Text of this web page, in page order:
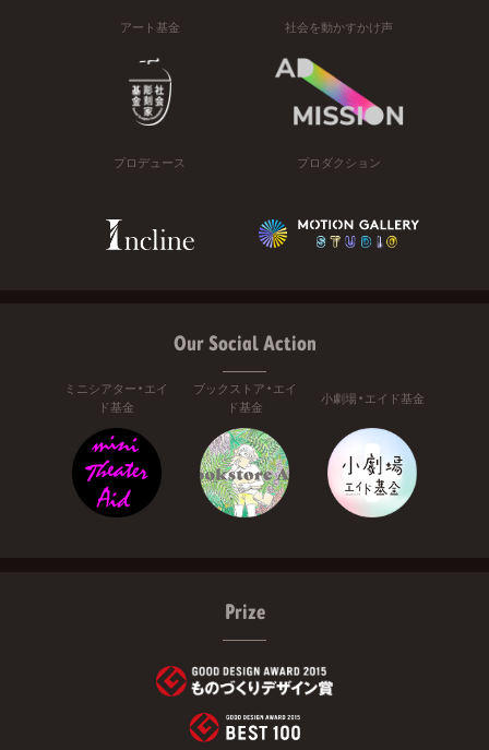
アート基金 社会を動かすかけ声
プロデュース プロダクション
Our Social Action
ミニシアター・エイ
ド基金
ブックストア・エイ
ド基金
小劇場・エイド基金
Prize